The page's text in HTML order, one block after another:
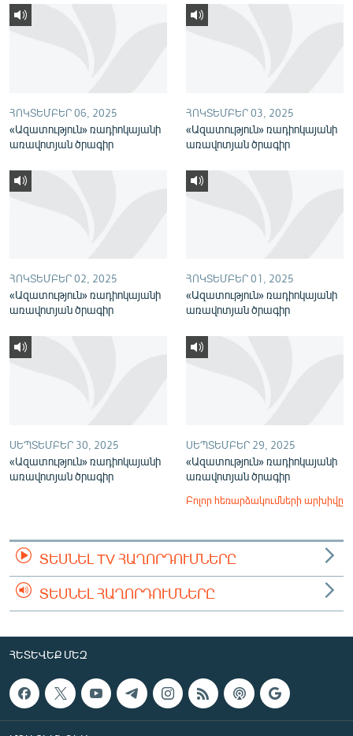
Հայերեն
ՀԵՏԵՎԵՔ ՄԵԶ
ՀՈԿՏԵՄԲԵՐ 06, 2025
«Ազատություն» ռադիոկայանի
առավոտյան ծրագիր
ՀՈԿՏԵՄԲԵՐ 03, 2025
«Ազատություն» ռադիոկայանի
առավոտյան ծրագիր
ՀՈԿՏԵՄԲԵՐ 02, 2025
«Ազատություն» ռադիոկայանի
առավոտյան ծրագիր
ՀՈԿՏԵՄԲԵՐ 01, 2025
«Ազատություն» ռադիոկայանի
առավոտյան ծրագիր
ՍԵՊՏԵՄԲԵՐ 30, 2025
«Ազատություն» ռադիոկայանի
առավոտյան ծրագիր
ՍԵՊՏԵՄԲԵՐ 29, 2025
«Ազատություն» ռադիոկայանի
առավոտյան ծրագիր
Բոլոր հեռարձակումների արխիվը
ՏԵՍՆԵԼ TV ՀԱՂՈՐԴՈՒՄՆԵՐԸ
ՏԵՍՆԵԼ ՀԱՂՈՐԴՈՒՄՆԵՐԸ
ՀԵՏԵՎԵՔ ՄԵԶ